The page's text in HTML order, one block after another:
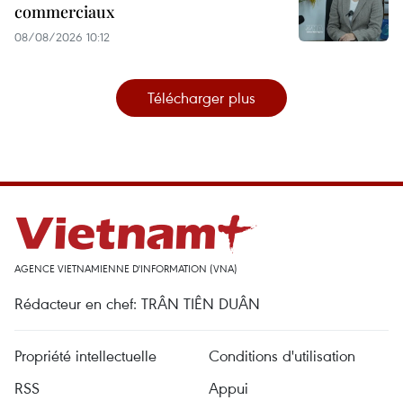
commerciaux
08/08/2026 10:12
Télécharger plus
AGENCE VIETNAMIENNE D'INFORMATION (VNA)
Rédacteur en chef: TRÂN TIÊN DUÂN
Propriété intellectuelle
Conditions d'utilisation
RSS
Appui